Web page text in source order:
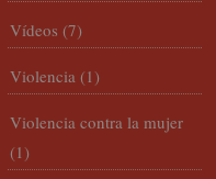
Vídeos (7)
Violencia (1)
Violencia contra la mujer
(1)